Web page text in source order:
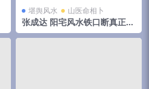
堪舆风水 山医命相卜
张成达 阳宅风水铁口断真正实
战教程